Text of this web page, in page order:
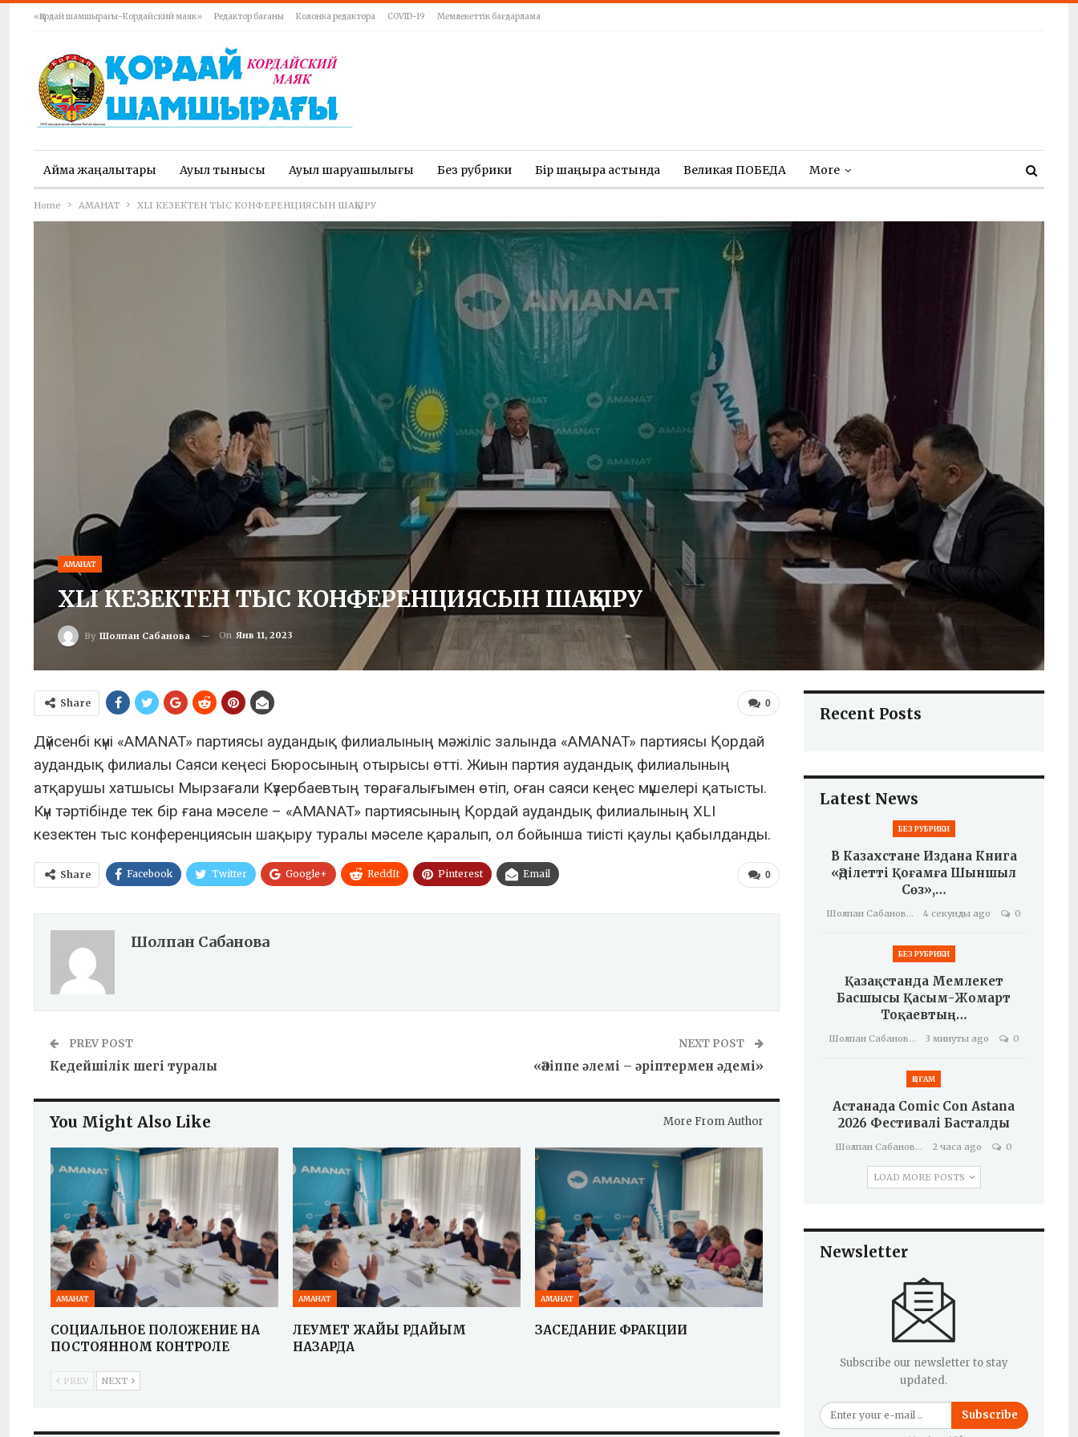
«Қордай шамшырағы-Кордайский маяк» Редактор бағаны Колонка редактора COVID-19 Мемлекеттік бағдарлама
Аймақ жаңалықтары Ауыл тынысы Ауыл шаруашылығы Без рубрики Бір шаңырақ астында Великая ПОБЕДА More
Home АМАНАТ XLI КЕЗЕКТЕН ТЫС КОНФЕРЕНЦИЯСЫН ШАҚЫРУ
АМАНАТ
XLI КЕЗЕКТЕН ТЫС КОНФЕРЕНЦИЯСЫН ШАҚЫРУ
By Шолпан Сабанова On Янв 11, 2023
0
Share
Дүйсенбі күні «AMANAT» партиясы аудандық филиалының мәжіліс залында «AMANAT» партиясы Қордай
аудандық филиалы Саяси кеңесі Бюросының отырысы өтті. Жиын партия аудандық филиалының
атқарушы хатшысы Мырзағали Күзербаевтың төрағалығымен өтіп, оған саяси кеңес мүшелері қатысты.
Күн тәртібінде тек бір ғана мәселе – «AMANAT» партиясының Қордай аудандық филиалының XLI
кезектен тыс конференциясын шақыру туралы мәселе қаралып, ол бойынша тиісті қаулы қабылданды.
0
Share Facebook Twitter Google+ ReddIt Pinterest Email
Шолпан Сабанова
PREV POST
Кедейшілік шегі туралы
NEXT POST
«Әліппе әлемі – әріптермен әдемі»
You Might Also Like More From Author
АМАНАТ
СОЦИАЛЬНОЕ ПОЛОЖЕНИЕ НА
ПОСТОЯННОМ КОНТРОЛЕ
АМАНАТ
ӘЛЕУМЕТ ЖАЙЫ ӘРДАЙЫМ
НАЗАРДА
АМАНАТ
ЗАСЕДАНИЕ ФРАКЦИИ
PREV NEXT
Recent Posts
Latest News
БЕЗ РУБРИКИ
В Казахстане Издана Книга
«Әділетті Қоғамға Шыншыл
Сөз»,…
Шолпан Сабанова 4 секунды ago 0
БЕЗ РУБРИКИ
Қазақстанда Мемлекет
Басшысы Қасым-Жомарт
Тоқаевтың…
Шолпан Сабанова 3 минуты ago 0
ҚОҒАМ
Астанада Comic Con Astana
2026 Фестивалі Басталды
Шолпан Сабанова 2 часа ago 0
LOAD MORE POSTS
Newsletter
Subscribe our newsletter to stay
updated.
Subscribe